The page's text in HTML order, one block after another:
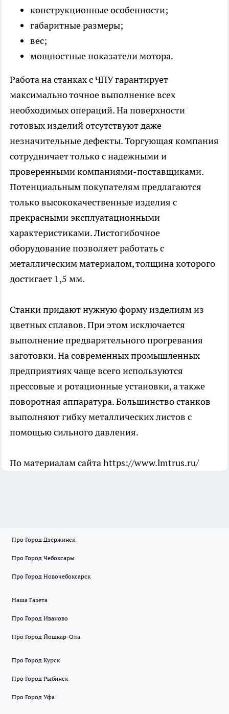
конструкционные особенности;
габаритные размеры;
вес;
мощностные показатели мотора.
Работа на станках с ЧПУ гарантирует
максимально точное выполнение всех
необходимых операций. На поверхности
готовых изделий отсутствуют даже
незначительные дефекты. Торгующая компания
сотрудничает только с надежными и
проверенными компаниями-поставщиками.
Потенциальным покупателям предлагаются
только высококачественные изделия с
прекрасными эксплуатационными
характеристиками. Листогибочное
оборудование позволяет работать с
металлическим материалом, толщина которого
достигает 1,5 мм.
Станки придают нужную форму изделиям из
цветных сплавов. При этом исключается
выполнение предварительного прогревания
заготовки. На современных промышленных
предприятиях чаще всего используются
прессовые и ротационные установки, а также
поворотная аппаратура. Большинство станков
выполняют гибку металлических листов с
помощью сильного давления.
По материалам сайта https://www.lmtrus.ru/
Про Город Дзержинск
Про Город Чебоксары
Про Город Новочебоксарск
Наша Газета
Про Город Иваново
Про Город Йошкар-Ола
Про Город Курск
Про Город Рыбинск
Про Город Уфа